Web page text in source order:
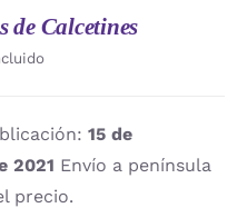
de Calcetines
15 de
2021 Envío a península
precio.